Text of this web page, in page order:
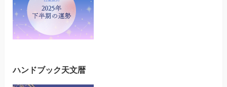
ハンドブック天文暦